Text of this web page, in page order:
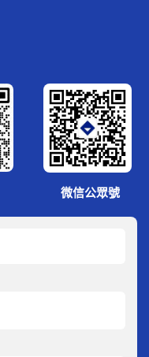
微信公眾號